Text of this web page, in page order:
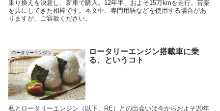
乗り換えを決意し、新車で購入。12年半、およそ15万kmを走行。苦楽
を共にしてきた相棒です。本文中、専門用語などを使用する場合があ
りますが、ご容赦ください。
ロータリーエンジン
ロータリーエンジン搭載車に乗
る、というコト
私とロータリーエンジン（以下、RE）との出会いは今からおよそ20年